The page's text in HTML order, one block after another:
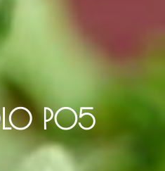
P05